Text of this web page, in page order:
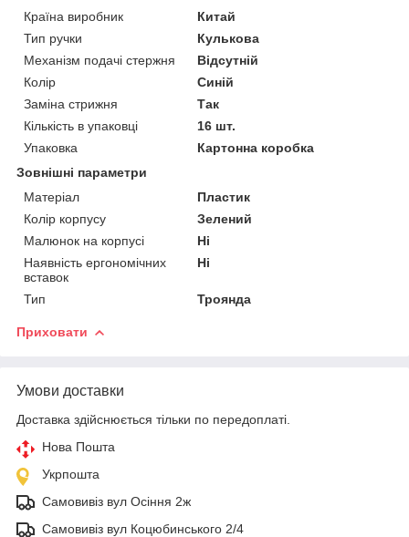
Країна виробник
Китай
Тип ручки
Кулькова
Механізм подачі стержня
Відсутній
Колір
Синій
Заміна стрижня
Так
Кількість в упаковці
16 шт.
Упаковка
Картонна коробка
Зовнішні параметри
Матеріал
Пластик
Колір корпусу
Зелений
Малюнок на корпусі
Ні
Наявність ергономічних
вставок
Ні
Тип Троянда
Приховати
Умови доставки
Доставка здійснюється тільки по передоплаті.
Нова Пошта
Укрпошта
Самовивіз вул Осіння 2ж
Самовивіз вул Коцюбинського 2/4